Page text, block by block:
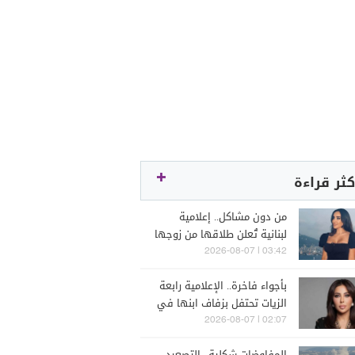
قراءة
من دون مشاكل.. إعلامية
لبنانية تُعلن طلاقها من زوجها
رجل الأعمال
03:42 | 2026-08-07
بأجواء فاخرة.. الإعلامية رابعة
الزيات تحتفل بزفاف ابنها في
البترون (فيديو)
02:07 | 2026-08-07